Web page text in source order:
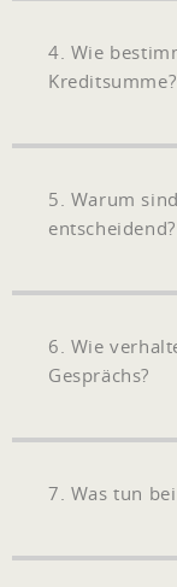
4. Wie
Kreditsumme?
5. Warum
entscheidend?
6. Wie
Gesprächs?
7. Was tun